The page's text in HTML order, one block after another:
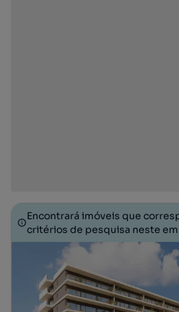
Encontrará imóveis que
critérios de pesquisa neste